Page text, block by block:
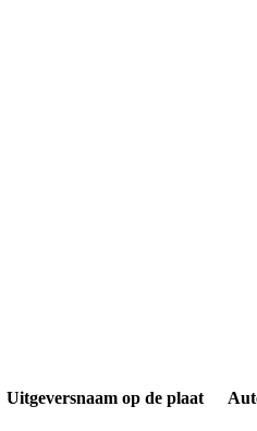
Uitgeversnaam op de plaat